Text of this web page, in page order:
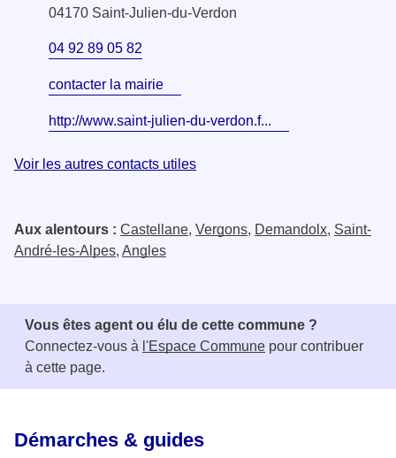
04170 Saint-Julien-du-Verdon
04 92 89 05 82
contacter la mairie
http://www.saint-julien-du-verdon.f...
Voir les autres contacts utiles
Aux alentours : Castellane, Vergons, Demandolx, Saint-
André-les-Alpes, Angles
Vous êtes agent ou élu de cette commune ?
Connectez-vous à l'Espace Commune pour contribuer
à cette page.
Démarches & guides